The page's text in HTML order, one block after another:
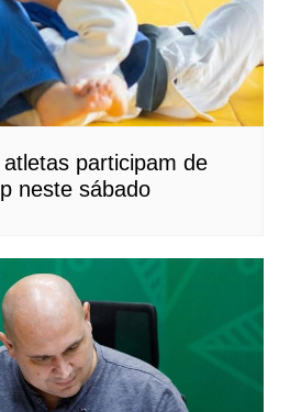
participam de
neste sábado